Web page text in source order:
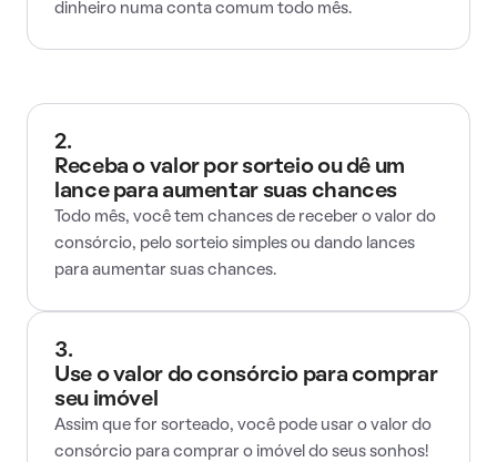
dinheiro numa conta comum todo mês.
2.
Receba o valor por sorteio ou dê um
lance para aumentar suas chances
Todo mês, você tem chances de receber o valor do
consórcio, pelo sorteio simples ou dando lances
para aumentar suas chances.
3.
Use o valor do consórcio para comprar
seu imóvel
Assim que for sorteado, você pode usar o valor do
consórcio para comprar o imóvel do seus sonhos!